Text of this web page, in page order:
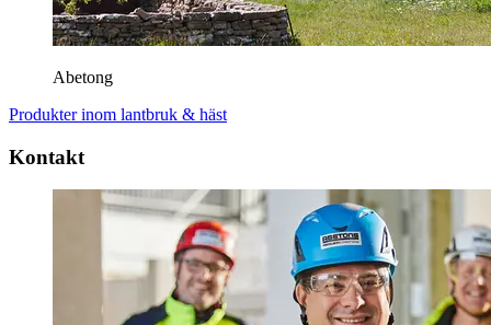
Abetong
Produkter inom lantbruk & häst
Kontakt